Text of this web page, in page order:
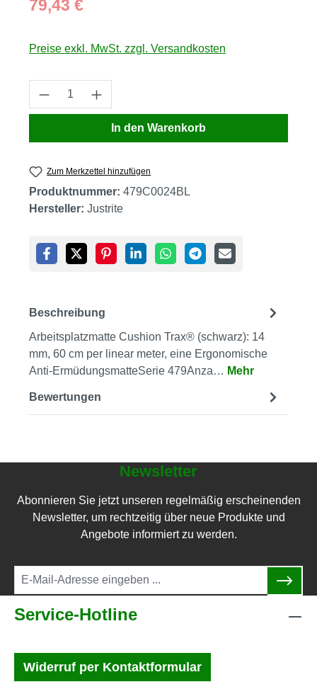
79,43 €
Preise exkl. MwSt. zzgl. Versandkosten
Produkt Anzahl: Gib den gewünschten
In den Warenkorb
Zum Merkzettel hinzufügen
Produktnummer: 479C0024BL
Hersteller: Justrite
Beschreibung
Arbeitsplatzmatte Cushion Trax® (schwarz): 14
mm, 60 cm per linear meter, eine Ergonomische
Anti-ErmüdungsmatteSerie 479Anza… Mehr
Bewertungen
Newsletter
Abonnieren Sie jetzt unseren regelmäßig erscheinenden
Newsletter, um rechtzeitig über neue Produkte und
Angebote informiert zu werden.
Service-Hotline
Widerruf per Kontaktformular